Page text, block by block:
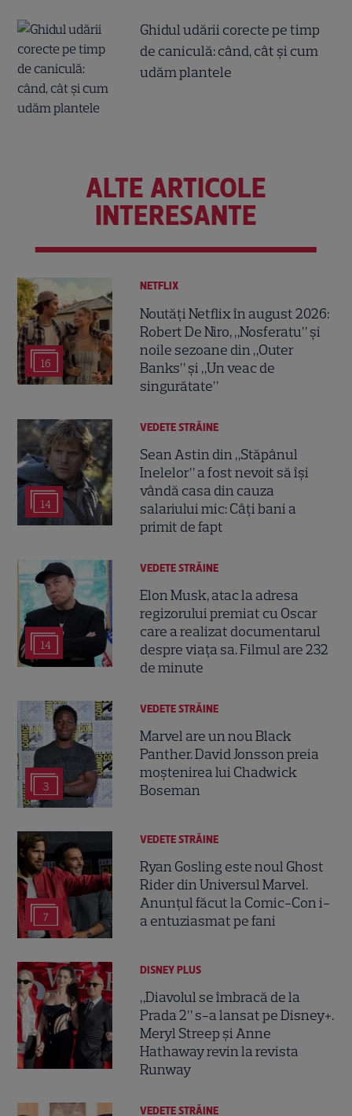
Ghidul udării corecte pe timp
de caniculă: când, cât şi cum
udăm plantele
ALTE ARTICOLE
INTERESANTE
16
NETFLIX
Noutăți Netflix în august 2026:
Robert De Niro, „Nosferatu” și
noile sezoane din „Outer
Banks” și „Un veac de
singurătate”
14
VEDETE STRĂINE
Sean Astin din „Stăpânul
Inelelor” a fost nevoit să își
vândă casa din cauza
salariului mic: Câți bani a
primit de fapt
14
VEDETE STRĂINE
Elon Musk, atac la adresa
regizorului premiat cu Oscar
care a realizat documentarul
despre viața sa. Filmul are 232
de minute
3
VEDETE STRĂINE
Marvel are un nou Black
Panther. David Jonsson preia
moștenirea lui Chadwick
Boseman
7
VEDETE STRĂINE
Ryan Gosling este noul Ghost
Rider din Universul Marvel.
Anunțul făcut la Comic-Con i-
a entuziasmat pe fani
DISNEY PLUS
„Diavolul se îmbracă de la
Prada 2” s-a lansat pe Disney+.
Meryl Streep și Anne
Hathaway revin la revista
Runway
VEDETE STRĂINE